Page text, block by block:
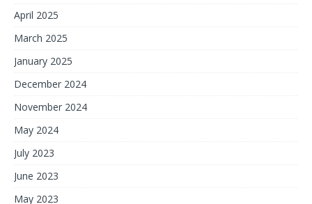
April 2025
March 2025
January 2025
December 2024
November 2024
May 2024
July 2023
June 2023
May 2023